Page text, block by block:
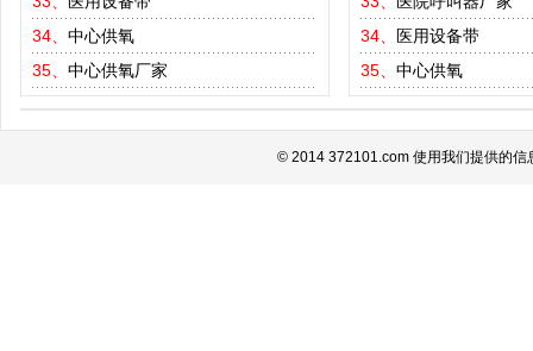
34、 中心供氧
35、 中心供氧厂家
34、
医用设备带
35、 中心供氧
© 2014 372101.com 使用我们提供的信